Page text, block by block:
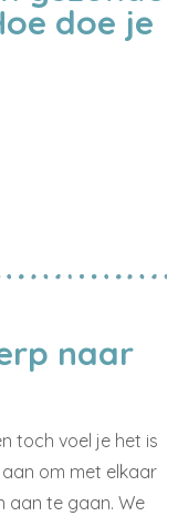
doe je
naar
toch voel je het is
om met elkaar
aan te gaan. We